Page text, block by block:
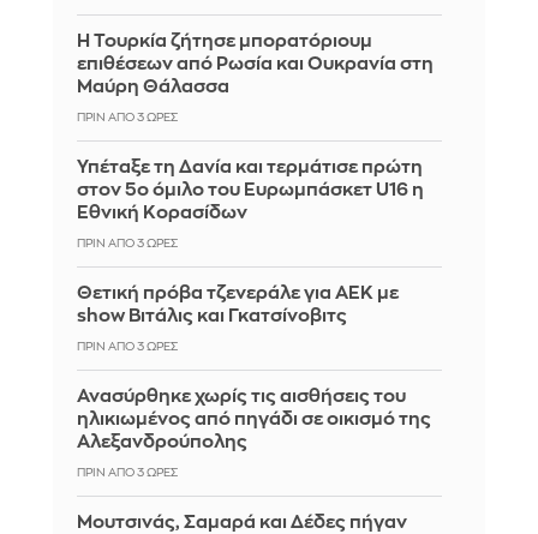
Η Τουρκία ζήτησε μπορατόριουμ
επιθέσεων από Ρωσία και Ουκρανία στη
Μαύρη Θάλασσα
ΠΡΙΝ ΑΠΌ 3 ΏΡΕΣ
Υπέταξε τη Δανία και τερμάτισε πρώτη
στον 5ο όμιλο του Ευρωμπάσκετ U16 η
Εθνική Κορασίδων
ΠΡΙΝ ΑΠΌ 3 ΏΡΕΣ
Θετική πρόβα τζενεράλε για ΑΕΚ με
show Βιτάλις και Γκατσίνοβιτς
ΠΡΙΝ ΑΠΌ 3 ΏΡΕΣ
Ανασύρθηκε χωρίς τις αισθήσεις του
ηλικιωμένος από πηγάδι σε οικισμό της
Αλεξανδρούπολης
ΠΡΙΝ ΑΠΌ 3 ΏΡΕΣ
Μουτσινάς, Σαμαρά και Δέδες πήγαν